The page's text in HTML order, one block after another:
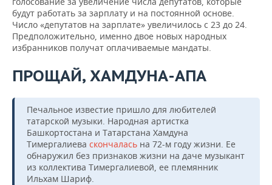
будут работать за зарплату и на постоянной основе.
Число «депутатов на зарплате» увеличилось с 23 до 24.
Предположительно, именно двое новых народных
избранников получат оплачиваемые мандаты.
ПРОЩАЙ, ХАМДУНА-АПА
Печальное известие пришло для любителей
татарской музыки. Народная артистка
Башкортостана и Татарстана Хамдуна
Тимергалиева скончалась на 72-м году жизни. Ее
обнаружил без признаков жизни на даче музыкант
из коллектива Тимергалиевой, ее племянник
Ильхам Шариф.